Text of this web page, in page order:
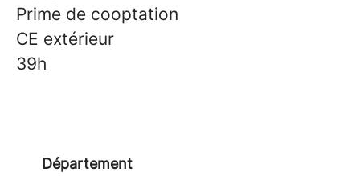
Prime de cooptation
CE extérieur
39h
Département